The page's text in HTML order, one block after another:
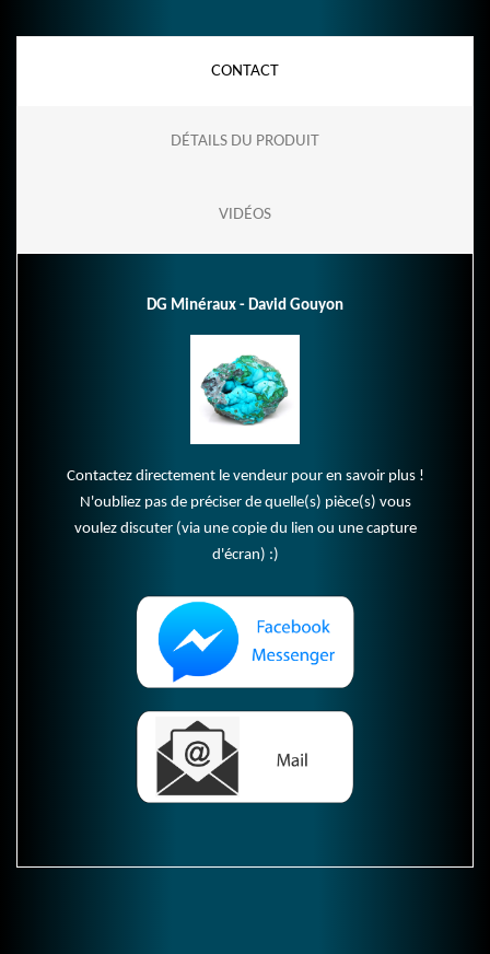
CONTACT
DÉTAILS DU PRODUIT
VIDÉOS
DG Minéraux - David Gouyon
Contactez directement le vendeur pour en savoir plus !
N'oubliez pas de préciser de quelle(s) pièce(s) vous
voulez discuter (via une copie du lien ou une capture
d'écran) :)